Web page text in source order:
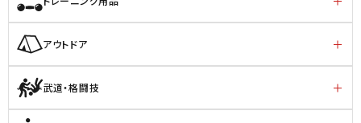
アウトドア
武道・格闘技